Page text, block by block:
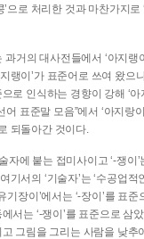
’으로 처리한 것과 마찬가지로
과거의 대사전들에서 ‘아지랭
랭이’가 표준어로 쓰여 왔으
으로 인식하는 경향이 강해 ‘
어 표준말 모음”에서 ‘아지랑
되돌아간 것이다.
자에 붙는 접미사이고 ‘-쟁이
기서의 ‘기술자’는 ‘수공업적
기장이’에서는 ‘-장이’를 표준
서는 ‘-쟁이’를 표준으로 삼
고 그림을 그리는 사람을 낮추